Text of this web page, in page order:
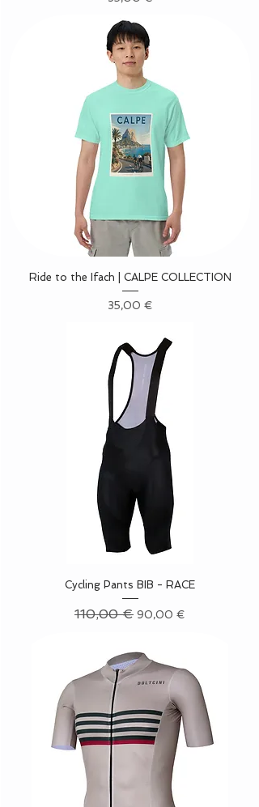
Ride to the Ifach | CALPE COLLECTION
Precio
35,00 €
Cycling Pants BIB - RACE
Precio
110,00 € Precio de oferta
90,00 €